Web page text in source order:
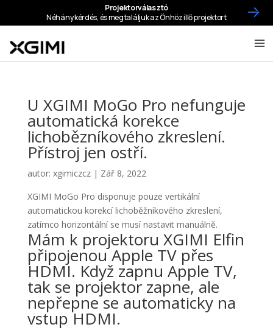
U XGIMI MoGo Pro nefunguje
automatická korekce
lichobězníkového zkreslení.
Přístroj jen ostří.
autor: xgimiczcz| Zář 8, 2022
XGIMI MoGo Pro disponuje pouze vertikální
automatickou korekcí lichoběžníkového zkreslení,
zatímco horizontální se musí nastavit manuálně.
Mám k projektoru XGIMI Elfin
připojenou Apple TV přes
HDMI. Když zapnu Apple TV,
tak se projektor zapne, ale
nepřepne se automaticky na
vstup HDMI.